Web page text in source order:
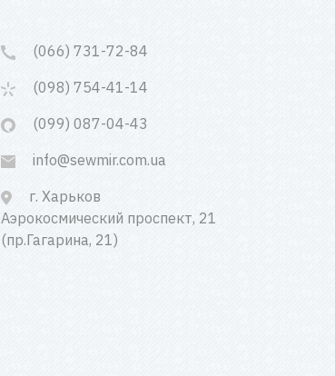
(066) 731-72-84
(098) 754-41-14
(099) 087-04-43
info@sewmir.com.ua
г. Харьков
Аэрокосмический проспект, 21
(пр.Гагарина, 21)